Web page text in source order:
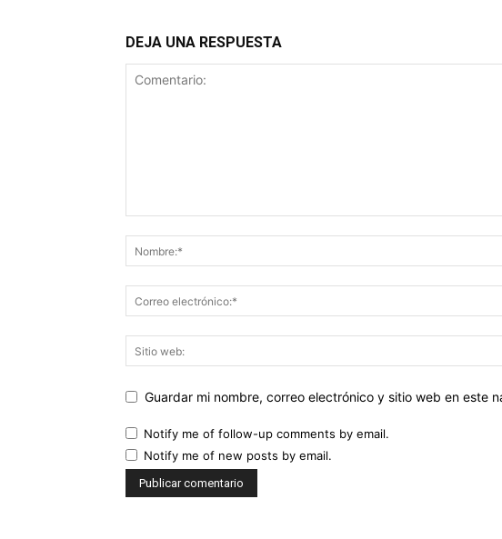
DEJA UNA RESPUESTA
Guardar mi nombre, correo electrónico y sitio web en este
Notify me of follow-up comments by email.
Notify me of new posts by email.